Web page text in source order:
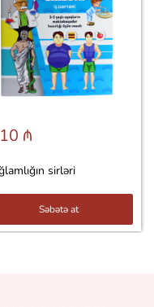
₼
sirləri
Səbətə at